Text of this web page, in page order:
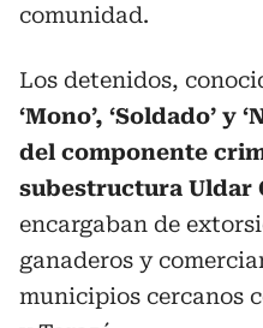
comunidad.
Los detenidos,
‘Mono’, ‘Soldado’ y
del componente
subestructura Uldar
encargaban de
ganaderos y
municipios cercanos